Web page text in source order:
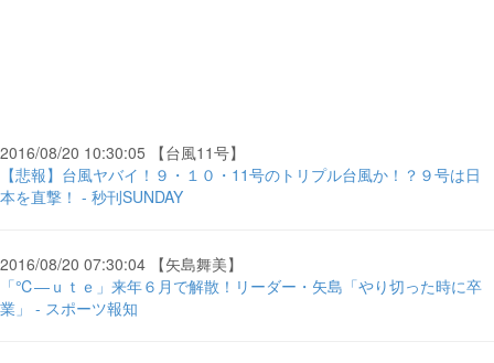
2016/08/20 10:30:05 【台風11号】
【悲報】台風ヤバイ！９・１０・11号のトリプル台風か！？９号は日
本を直撃！ - 秒刊SUNDAY
2016/08/20 07:30:04 【矢島舞美】
「℃―ｕｔｅ」来年６月で解散！リーダー・矢島「やり切った時に卒
業」 - スポーツ報知